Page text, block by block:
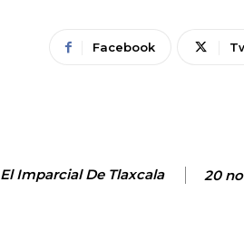
Facebook
El Imparcial De Tlaxcala 20